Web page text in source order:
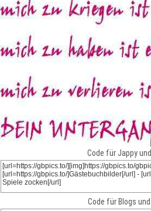
Code für Jappy und
Code für Blogs und